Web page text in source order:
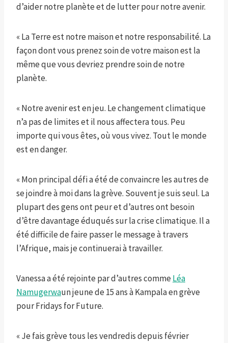
d’aider notre planète et de lutter pour notre avenir.
« La Terre est notre maison et notre responsabilité. La
façon dont vous prenez soin de votre maison est la
même que vous devriez prendre soin de notre
planète.
« Notre avenir est en jeu. Le changement climatique
n’a pas de limites et il nous affectera tous. Peu
importe qui vous êtes, où vous vivez. Tout le monde
est en danger.
« Mon principal défi a été de convaincre les autres de
se joindre à moi dans la grève. Souvent je suis seul. La
plupart des gens ont peur et d’autres ont besoin
d’être davantage éduqués sur la crise climatique. Il a
été difficile de faire passer le message à travers
l’Afrique, mais je continuerai à travailler.
Vanessa a été rejointe par d’autres comme Léa
Namugerwaun jeune de 15 ans à Kampala en grève
pour Fridays for Future.
« Je fais grève tous les vendredis depuis février